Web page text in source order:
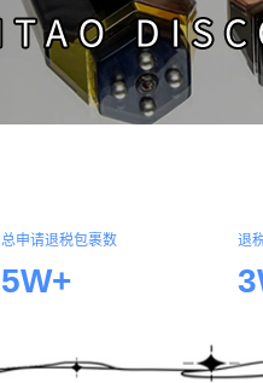
总申请退税包裹数
5W+
退